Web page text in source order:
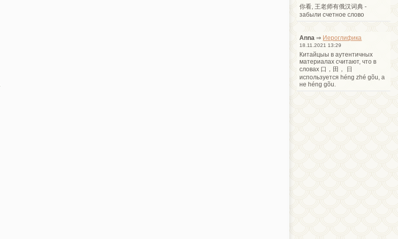
你看, 王老师有俄汉词典 -
забыли счетное слово
Anna ⇒ Иероглифика
18.11.2021 13:29
Китайцыы в аутентичных
материалах считают, что в
словах 口，田， 日
используется héng zhé gõu, а
не héng gõu.